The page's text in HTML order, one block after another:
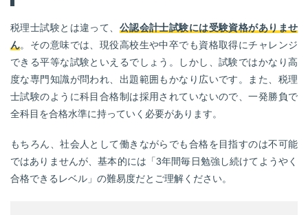
税理士試験とは違って、 公認会計士試験には受験資格がありませ
ん。その意味では、現役高校生や中卒でも資格取得にチャレンジ
できる平等な試験といえるでしょう。しかし、試験ではかなり高
度な専門知識が問われ、出題範囲もかなり広いです。また、税理
士試験のように科目合格制は採用されていないので、一発勝負で
全科目を合格水準に持っていく必要があります。
もちろん、社会人として働きながらでも合格を目指すのは不可能
ではありませんが、基本的には「3年間毎日勉強し続けてようやく
合格できるレベル」の難易度だとご理解ください。